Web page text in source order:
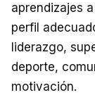
aprendizajes
perfil
liderazgo,
deporte,
motivación.